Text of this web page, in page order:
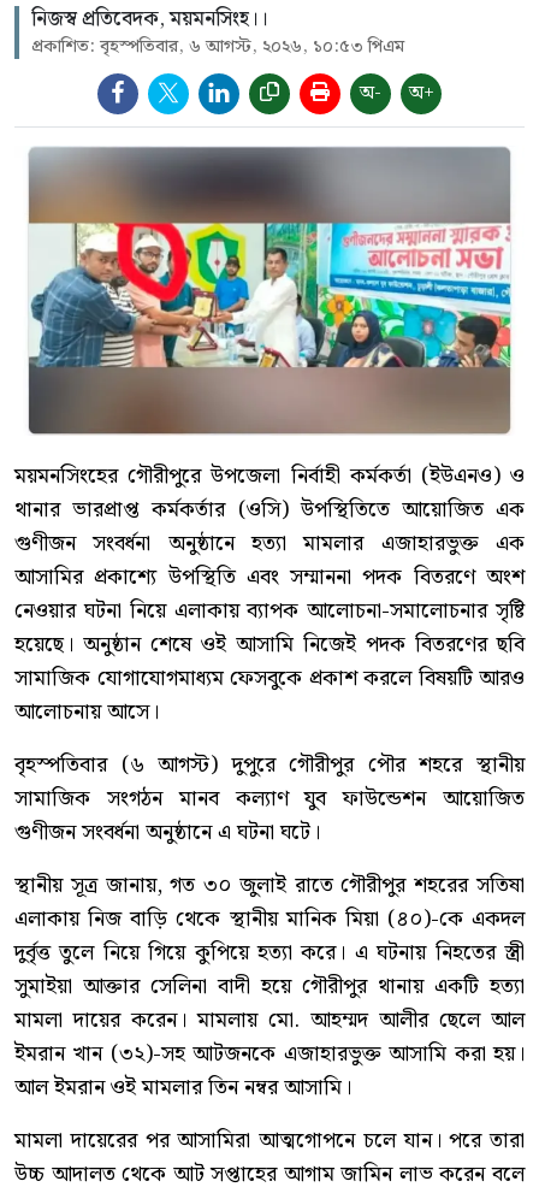
নিজস্ব প্রতিবেদক, ময়মনসিংহ।।
প্রকাশিত: বৃহস্পতিবার, ৬ আগস্ট, ২০২৬, ১০:৫৩ পিএম
অ- অ+
ময়মনসিংহের গৌরীপুরে উপজেলা নির্বাহী কর্মকর্তা (ইউএনও) ও
থানার ভারপ্রাপ্ত কর্মকর্তার (ওসি) উপস্থিতিতে আয়োজিত এক
গুণীজন সংবর্ধনা অনুষ্ঠানে হত্যা মামলার এজাহারভুক্ত এক
আসামির প্রকাশ্যে উপস্থিতি এবং সম্মাননা পদক বিতরণে অংশ
নেওয়ার ঘটনা নিয়ে এলাকায় ব্যাপক আলোচনা-সমালোচনার সৃষ্টি
হয়েছে। অনুষ্ঠান শেষে ওই আসামি নিজেই পদক বিতরণের ছবি
সামাজিক যোগাযোগমাধ্যম ফেসবুকে প্রকাশ করলে বিষয়টি আরও
আলোচনায় আসে।
বৃহস্পতিবার (৬ আগস্ট) দুপুরে গৌরীপুর পৌর শহরে স্থানীয়
সামাজিক সংগঠন মানব কল্যাণ যুব ফাউন্ডেশন আয়োজিত
গুণীজন সংবর্ধনা অনুষ্ঠানে এ ঘটনা ঘটে।
স্থানীয় সূত্র জানায়, গত ৩০ জুলাই রাতে গৌরীপুর শহরের সতিষা
এলাকায় নিজ বাড়ি থেকে স্থানীয় মানিক মিয়া (৪০)-কে একদল
দুর্বৃত্ত তুলে নিয়ে গিয়ে কুপিয়ে হত্যা করে। এ ঘটনায় নিহতের স্ত্রী
সুমাইয়া আক্তার সেলিনা বাদী হয়ে গৌরীপুর থানায় একটি হত্যা
মামলা দায়ের করেন। মামলায় মো. আহম্মদ আলীর ছেলে আল
ইমরান খান (৩২)-সহ আটজনকে এজাহারভুক্ত আসামি করা হয়।
আল ইমরান ওই মামলার তিন নম্বর আসামি।
মামলা দায়েরের পর আসামিরা আত্মগোপনে চলে যান। পরে তারা
উচ্চ আদালত থেকে আট সপ্তাহের আগাম জামিন লাভ করেন বলে